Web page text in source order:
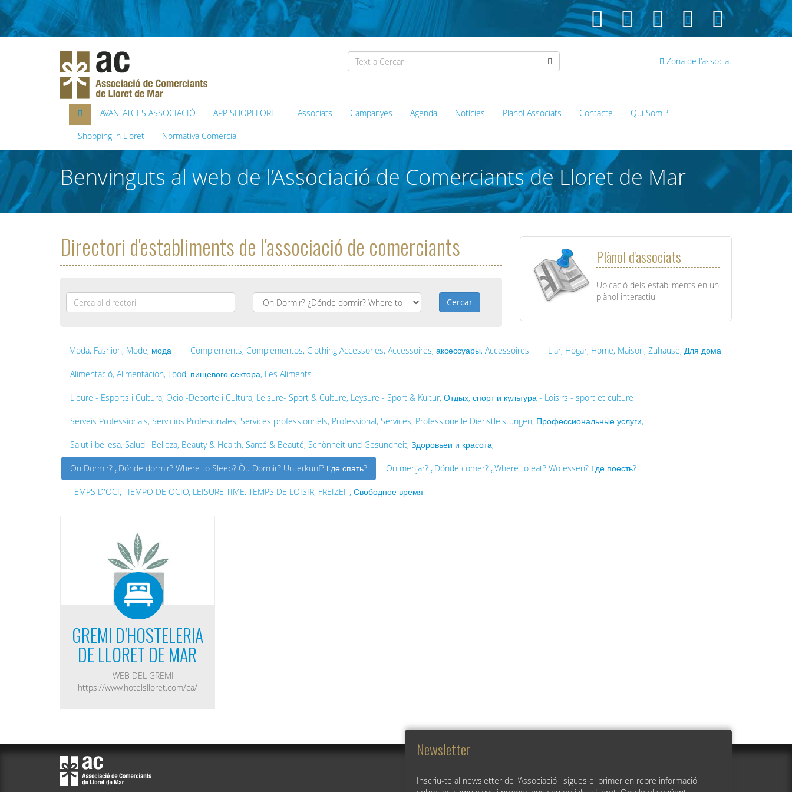
Zona de l'associat
AVANTATGES ASSOCIACIÓ APP SHOPLLORET Associats Campanyes Agenda Notícies Plànol Associats Contacte Qui Som ?
Shopping in Lloret Normativa Comercial
Benvinguts al web de l’Associació de Comerciants de Lloret de Mar
Directori d'establiments de l'associació de comerciants
Nom
*
Cercar
Plànol d'associats
Ubicació dels establiments en un
plànol interactiu
Moda, Fashion, Mode, мода Complements, Complementos, Clothing Accessories, Accessoires, аксессуары, Accessoires Llar, Hogar, Home, Maison, Zuhause, Для дома
Alimentació, Alimentación, Food, пищевого сектора, Les Aliments
Lleure - Esports i Cultura, Ocio -Deporte i Cultura, Leisure- Sport & Culture, Leysure - Sport & Kultur, Отдых, спорт и культура - Loisirs - sport et culture
Serveis Professionals, Servicios Profesionales, Services professionnels, Professional, Services, Professionelle Dienstleistungen, Профессиональные услуги,
Salut i bellesa, Salud i Belleza, Beauty & Health, Santé & Beauté, Schönheit und Gesundheit, Здоровьеи и красота,
On Dormir? ¿Dónde dormir? Where to Sleep? Òu Dormir? Unterkunf? Где спать? On menjar? ¿Dónde comer? ¿Where to eat? Wo essen? Где поесть?
TEMPS D'OCI, TIEMPO DE OCIO, LEISURE TIME. TEMPS DE LOISIR, FREIZEIT, Свободное время
GREMI D'HOSTELERIA
DE LLORET DE MAR
WEB DEL GREMI
https://www.hotelslloret.com/ca/
Newsletter
Inscriu-te al newsletter de l’Associació i sigues el primer en rebre informació